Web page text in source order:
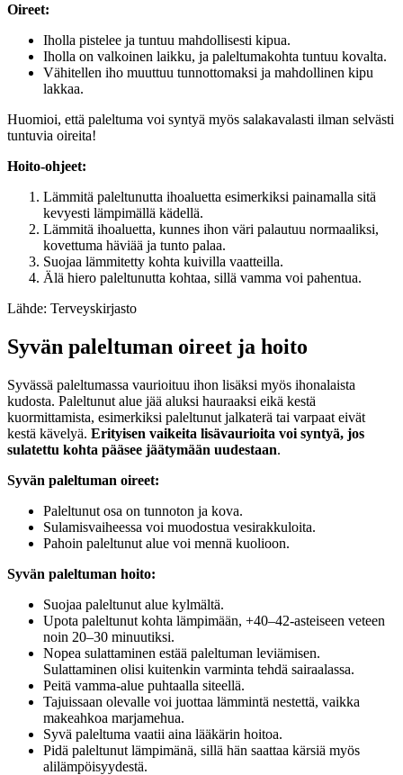
Oireet:
Iholla pistelee ja tuntuu mahdollisesti kipua.
Iholla on valkoinen laikku, ja paleltumakohta tuntuu kovalta.
Vähitellen iho muuttuu tunnottomaksi ja mahdollinen kipu
lakkaa.
Huomioi, että paleltuma voi syntyä myös salakavalasti ilman selvästi
tuntuvia oireita!
Hoito-ohjeet:
Lämmitä paleltunutta ihoaluetta esimerkiksi painamalla sitä
kevyesti lämpimällä kädellä.
Lämmitä ihoaluetta, kunnes ihon väri palautuu normaaliksi,
kovettuma häviää ja tunto palaa.
Suojaa lämmitetty kohta kuivilla vaatteilla.
Älä hiero paleltunutta kohtaa, sillä vamma voi pahentua.
Lähde: Terveyskirjasto
Syvän paleltuman oireet ja hoito
Syvässä paleltumassa vaurioituu ihon lisäksi myös ihonalaista
kudosta. Paleltunut alue jää aluksi hauraaksi eikä kestä
kuormittamista, esimerkiksi paleltunut jalkaterä tai varpaat eivät
kestä kävelyä. Erityisen vaikeita lisävaurioita voi syntyä, jos
sulatettu kohta pääsee jäätymään uudestaan.
Syvän paleltuman oireet:
Paleltunut osa on tunnoton ja kova.
Sulamisvaiheessa voi muodostua vesirakkuloita.
Pahoin paleltunut alue voi mennä kuolioon.
Syvän paleltuman hoito:
Suojaa paleltunut alue kylmältä.
Upota paleltunut kohta lämpimään, +40–42-asteiseen veteen
noin 20–30 minuutiksi.
Nopea sulattaminen estää paleltuman leviämisen.
Sulattaminen olisi kuitenkin varminta tehdä sairaalassa.
Peitä vamma-alue puhtaalla siteellä.
Tajuissaan olevalle voi juottaa lämmintä nestettä, vaikka
makeahkoa marjamehua.
Syvä paleltuma vaatii aina lääkärin hoitoa.
Pidä paleltunut lämpimänä, sillä hän saattaa kärsiä myös
alilämpöisyydestä.